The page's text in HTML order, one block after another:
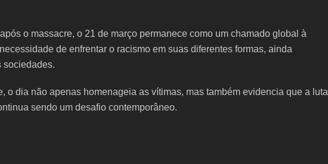
o massacre, o 21 de março permanece como um chamado global à
de enfrentar o racismo em suas diferentes formas, ainda
sociedades.
o dia não apenas homenageia as vítimas, mas também evidencia que a luta
sendo um desafio contemporâneo.